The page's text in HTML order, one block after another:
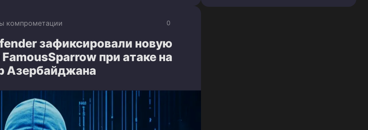
0
компрометации
зафиксировали новую
при атаке на
Азербайджана